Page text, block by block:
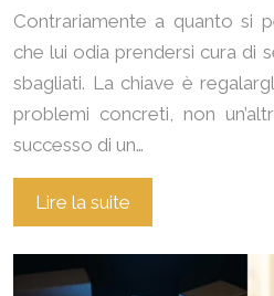
Contrariamente a quanto si
che lui odia prendersi cura di
sbagliati. La chiave è
problemi concreti, non
successo di un…
Lire la suite